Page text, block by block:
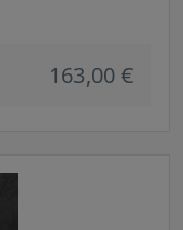
163,00 €